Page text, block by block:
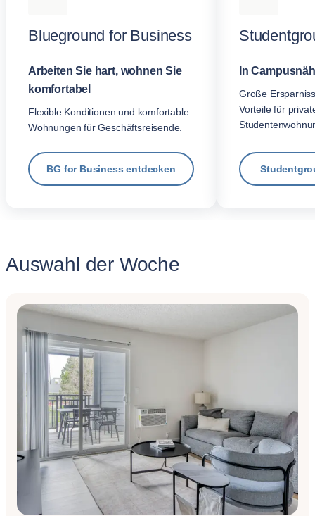
Blueground for Business
Arbeiten Sie hart, wohnen Sie
komfortabel
Flexible Konditionen und komfortable
Wohnungen für Geschäftsreisende.
BG for Business entdecken
In
Große
Vorteile für
Auswahl der Woche